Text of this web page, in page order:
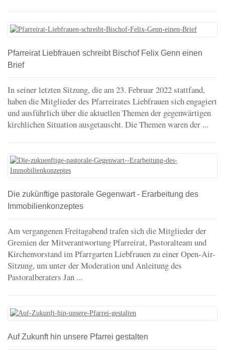
Pfarreirat Liebfrauen schreibt Bischof Felix Genn einen
Brief
In seiner letzten Sitzung, die am 23. Februar 2022 stattfand,
haben die Mitglieder des Pfarreirates Liebfrauen sich engagiert
und ausführlich über die aktuellen Themen der gegenwärtigen
kirchlichen Situation ausgetauscht. Die Themen waren der ...
Die zukünftige pastorale Gegenwart - Erarbeitung des
Immobilienkonzeptes
Am vergangenen Freitagabend trafen sich die Mitglieder der
Gremien der Mitverantwortung Pfarreirat, Pastoralteam und
Kirchenvorstand im Pfarrgarten Liebfrauen zu einer Open-Air-
Sitzung, um unter der Moderation und Anleitung des
Pastoralberaters Jan ...
Auf Zukunft hin unsere Pfarrei gestalten